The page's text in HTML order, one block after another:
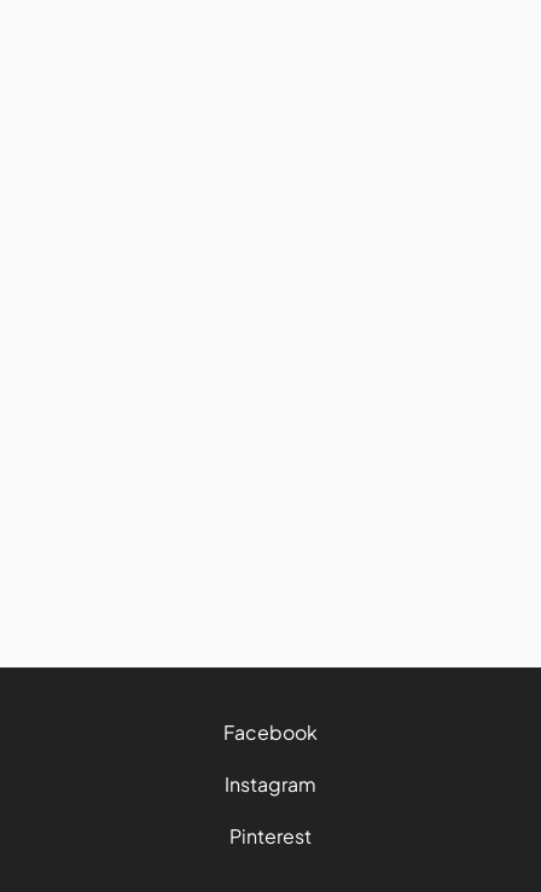
Facebook
Instagram
Pinterest